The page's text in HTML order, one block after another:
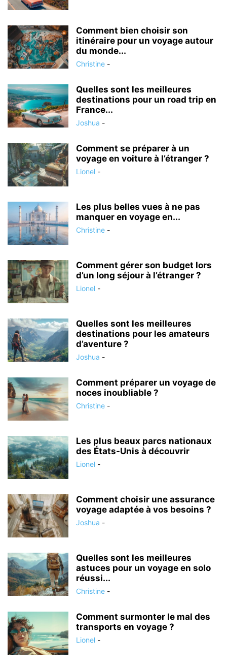
Comment bien choisir son
itinéraire pour un voyage autour
du monde...
Christine -
Quelles sont les meilleures
destinations pour un road trip en
France...
Joshua -
Comment se préparer à un
voyage en voiture à l’étranger ?
Lionel -
Les plus belles vues à ne pas
manquer en voyage en...
Christine -
Comment gérer son budget lors
d’un long séjour à l’étranger ?
Lionel -
Quelles sont les meilleures
destinations pour les amateurs
d’aventure ?
Joshua -
Comment préparer un voyage de
noces inoubliable ?
Christine -
Les plus beaux parcs nationaux
des États-Unis à découvrir
Lionel -
Comment choisir une assurance
voyage adaptée à vos besoins ?
Joshua -
Quelles sont les meilleures
astuces pour un voyage en solo
réussi...
Christine -
Comment surmonter le mal des
transports en voyage ?
Lionel -